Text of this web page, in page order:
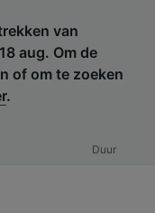
van
aug. Om de
of om te zoeken
.
Duur